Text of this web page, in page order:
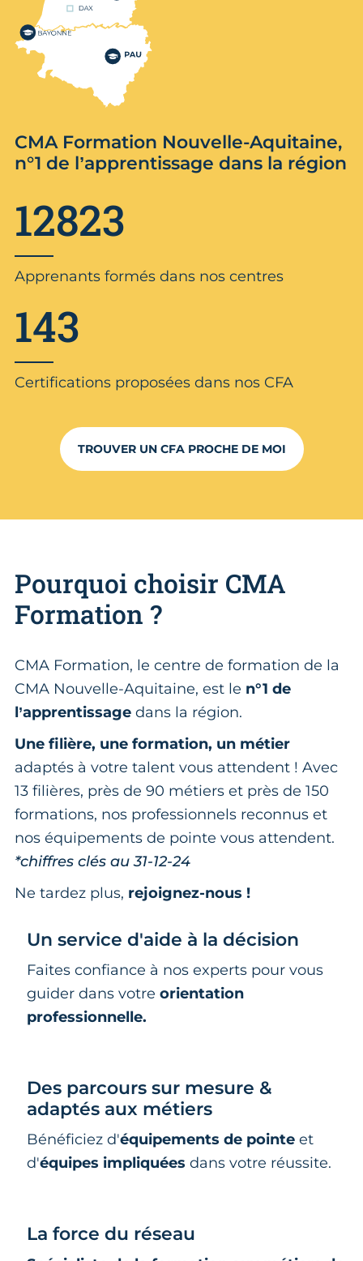
CMA Formation Nouvelle-Aquitaine,
n°1 de l’apprentissage dans la région
12823
Apprenants formés dans nos centres
143
Certifications proposées dans nos CFA
TROUVER UN CFA PROCHE DE MOI
Pourquoi choisir CMA
Formation ?
CMA Formation, le centre de formation de la
CMA Nouvelle-Aquitaine, est le n°1 de
l’apprentissage dans la région.
Une filière, une formation, un métier
adaptés à votre talent vous attendent ! Avec
13 filières, près de 90 métiers et près de 150
formations, nos professionnels reconnus et
nos équipements de pointe vous attendent.
*chiffres clés au 31-12-24
Ne tardez plus, rejoignez-nous !
Un service d'aide à la décision
Faites confiance à nos experts pour vous
guider dans votre orientation
professionnelle.
Des parcours sur mesure &
adaptés aux métiers
Bénéficiez d'équipements de pointe et
d'équipes impliquées dans votre réussite.
La force du réseau